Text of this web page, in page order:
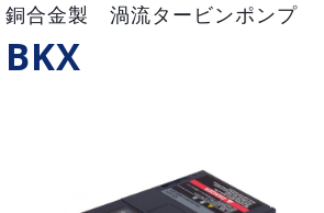
銅合金製 渦流タービンポンプ
BKX